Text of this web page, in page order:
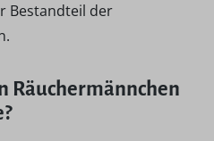
Bestandteil der
Räuchermännchen